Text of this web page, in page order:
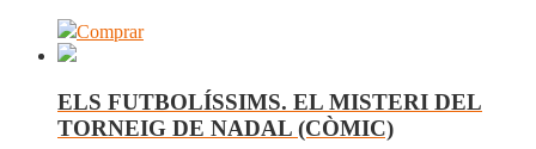
Comprar
ELS FUTBOLÍSSIMS. EL MISTERI DEL
TORNEIG DE NADAL (CÒMIC)